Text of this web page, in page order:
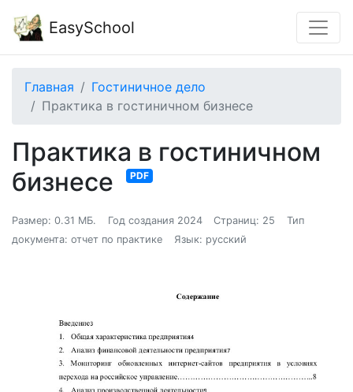
EasySchool
Главная
Гостиничное дело
Практика в гостиничном бизнесе
Практика в гостиничном
бизнесе
PDF
Размер: 0.31 МБ. Год создания 2024 Страниц: 25
Тип
документа: отчет по практике
Язык: русский